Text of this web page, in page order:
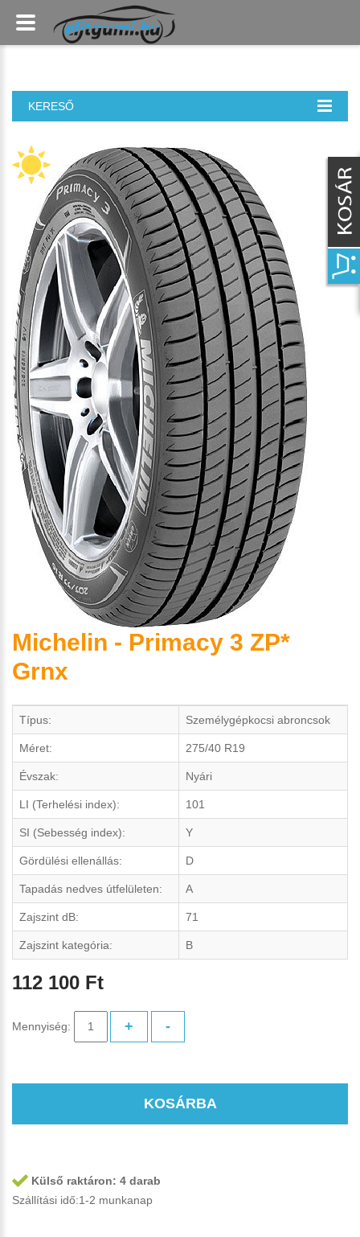
KERESŐ
Michelin - Primacy 3 ZP*
Grnx
Típus: Személygépkocsi abroncsok
Méret: 275/40 R19
Évszak: Nyári
LI (Terhelési index): 101
SI (Sebesség index): Y
Gördülési ellenállás: D
Tapadás nedves útfelületen: A
Zajszint dB: 71
Zajszint kategória: B
112 100 Ft
Mennyiség: + -
KOSÁRBA
Külső raktáron: 4 darab
Szállítási idő:1-2 munkanap